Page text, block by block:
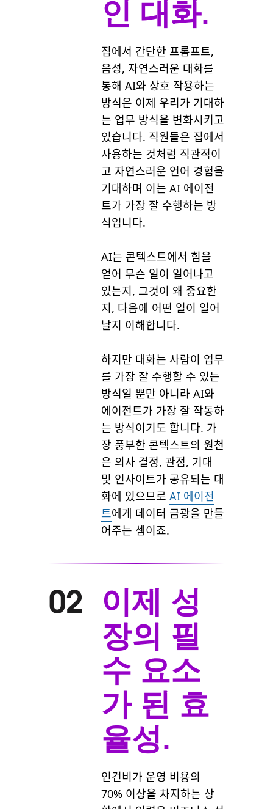
인 대화.
집에서 간단한 프롬프트,
음성, 자연스러운 대화를
통해 AI와 상호 작용하는
방식은 이제 우리가 기대하
는 업무 방식을 변화시키고
있습니다. 직원들은 집에서
사용하는 것처럼 직관적이
고 자연스러운 언어 경험을
기대하며 이는 AI 에이전
트가 가장 잘 수행하는 방
식입니다.
AI는 콘텍스트에서 힘을
얻어 무슨 일이 일어나고
있는지, 그것이 왜 중요한
지, 다음에 어떤 일이 일어
날지 이해합니다.
하지만 대화는 사람이 업무
를 가장 잘 수행할 수 있는
방식일 뿐만 아니라 AI와
에이전트가 가장 잘 작동하
는 방식이기도 합니다. 가
장 풍부한 콘텍스트의 원천
은 의사 결정, 관점, 기대
및 인사이트가 공유되는 대
화에 있으므로 AI 에이전
트에게 데이터 금광을 만들
어주는 셈이죠.
02 이제 성
장의 필
수 요소
가 된 효
율성.
인건비가 운영 비용의
70% 이상을 차지하는 상